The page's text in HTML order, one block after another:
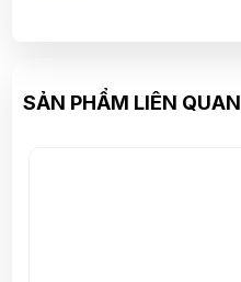
SẢN PHẨM LIÊN QUAN